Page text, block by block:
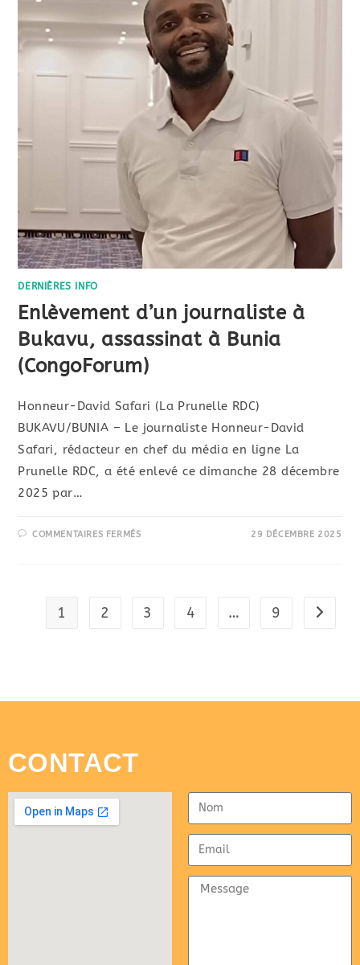
DERNIÈRES INFO
Enlèvement d’un journaliste à
Bukavu, assassinat à Bunia
(CongoForum)
Honneur-David Safari (La Prunelle RDC)
BUKAVU/BUNIA – Le journaliste Honneur-David
Safari, rédacteur en chef du média en ligne La
Prunelle RDC, a été enlevé ce dimanche 28 décembre
2025 par…
COMMENTAIRES FERMÉS 29 DÉCEMBRE 2025
1 2 3 4 … 9
CONTACT